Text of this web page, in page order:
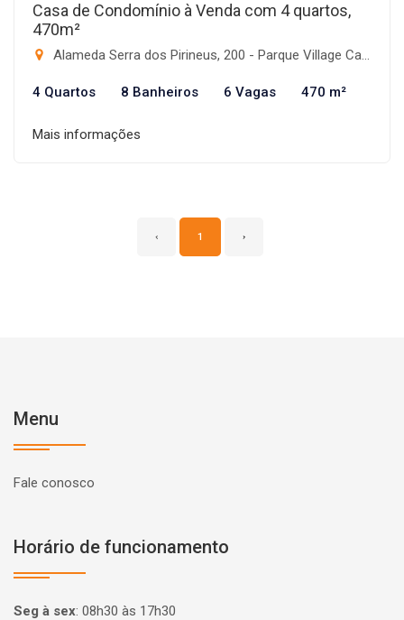
Casa de Condomínio à Venda com 4 quartos,
470m²
Alameda Serra dos Pirineus, 200 - Parque Village Castelo, Itu-SP
4 Quartos 8 Banheiros 6 Vagas 470 m²
Mais informações
‹ 1 ›
Menu
Fale conosco
Horário de funcionamento
Seg à sex: 08h30 às 17h30